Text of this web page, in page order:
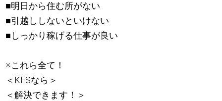
■明日から住む所がない
■引越ししないといけない
■しっかり稼げる仕事が良い
※これら全て！
＜KFSなら＞
＜解決できます！＞